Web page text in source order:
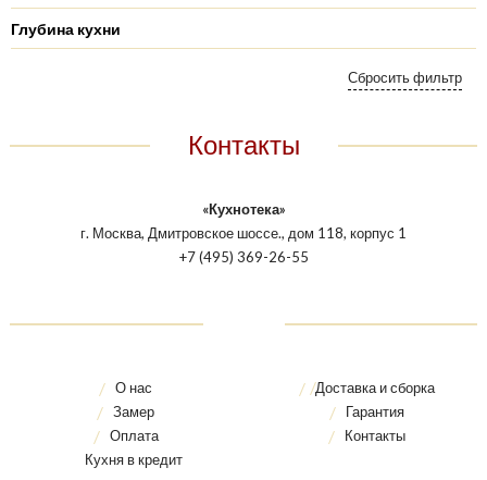
Глубина кухни
Контакты
«Кухнотека»
г. Москва, Дмитровское шоссе., дом 118, корпус 1
+7 (495) 369-26-55
О нас
Замер
Оплата
Кухня в кредит
Доставка и сборка
Гарантия
Контакты